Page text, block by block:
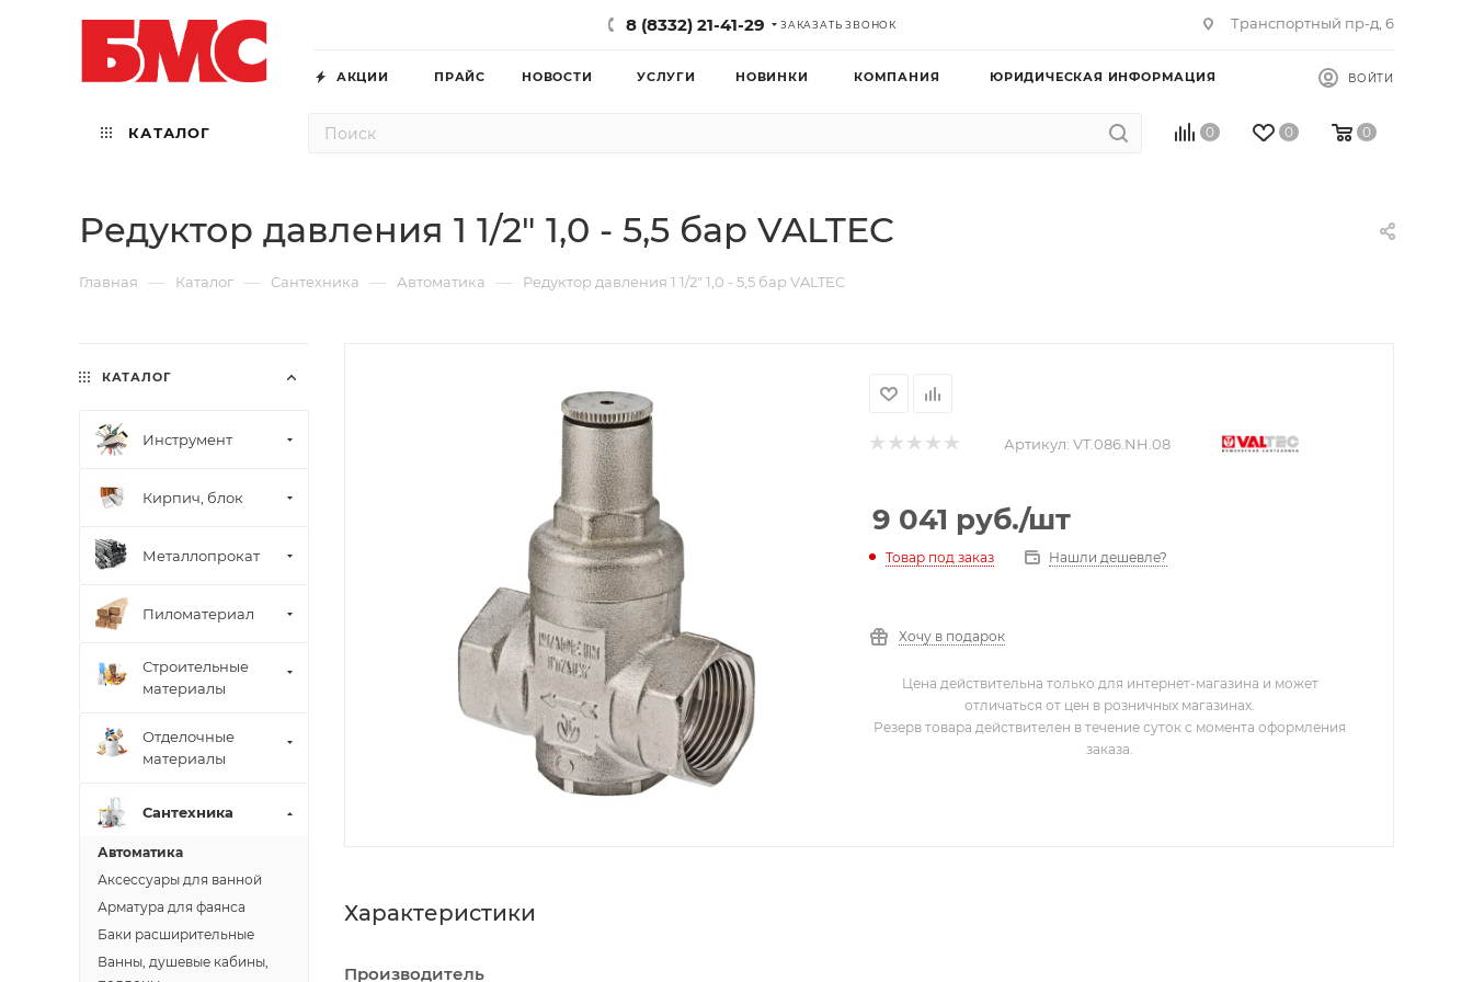
8 (8332) 21-41-29 ЗАКАЗАТЬ ЗВОНОК Транспортный пр-д, 6
АКЦИИ ПРАЙС НОВОСТИ УСЛУГИ НОВИНКИ КОМПАНИЯ ЮРИДИЧЕСКАЯ ИНФОРМАЦИЯ ВОЙТИ
КАТАЛОГ 0 0 0
Редуктор давления 1 1/2" 1,0 - 5,5 бар VALTEC
Главная — Каталог — Сантехника — Автоматика — Редуктор давления 1 1/2" 1,0 - 5,5 бар VALTEC
Артикул: VT.086.NH.08
9 041 руб./шт
Товар под заказ Нашли дешевле?
Хочу в подарок
Цена действительна только для интернет-магазина и может
отличаться от цен в розничных магазинах.
Резерв товара действителен в течение суток с момента оформления
заказа.
Характеристики
Производитель
КАТАЛОГ
Инструмент
Кирпич, блок
Металлопрокат
Пиломатериал
Строительные
материалы
Отделочные
материалы
Сантехника
Автоматика
Аксессуары для ванной
Арматура для фаянса
Баки расширительные
Ванны, душевые кабины,